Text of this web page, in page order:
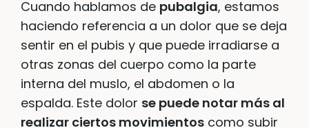
Cuando hablamos de pubalgia, estamos
haciendo referencia a un dolor que se deja
sentir en el pubis y que puede irradiarse a
otras zonas del cuerpo como la parte
interna del muslo, el abdomen o la
espalda. Este dolor se puede notar más al
realizar ciertos movimientos como subir